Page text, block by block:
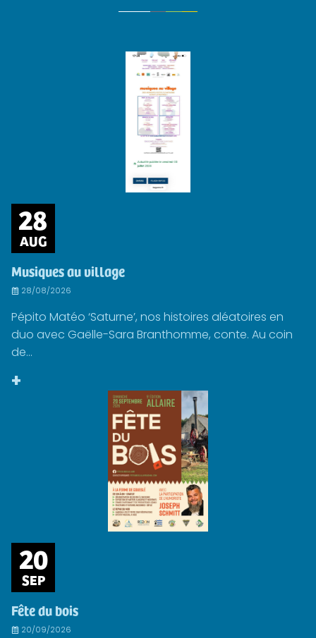
28
AUG
Musiques au village
28/08/2026
Pépito Matéo ‘Saturne’, nos histoires aléatoires en
duo avec Gaëlle-Sara Branthomme, conte. Au coin
de...
+
20
SEP
Fête du bois
20/09/2026